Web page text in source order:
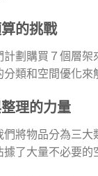
的挑戰
計劃購買７個層
分類和空間優化來
理的力量
們將物品分為三大
據了大量不必要的